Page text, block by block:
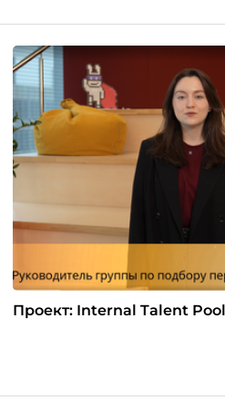
Проект: Internal Talent Pool